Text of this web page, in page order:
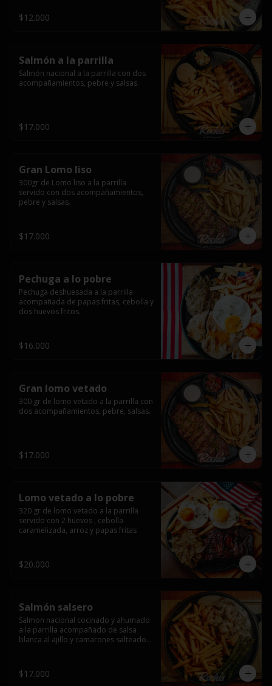
$12.000
Salmón a la parrilla
Salmón nacional a la parrilla con dos
acompañamientos, pebre y salsas.
$17.000
Gran Lomo liso
300gr de Lomo liso a la parrilla
servido con dos acompañamientos,
pebre y salsas.
$17.000
Pechuga a lo pobre
Pechuga deshuesada a la parrilla
acompañada de papas fritas, cebolla y
dos huevos fritos.
$16.000
Gran lomo vetado
300 gr de lomo vetado a la parrilla con
dos acompañamientos, pebre, salsas.
$17.000
Lomo vetado a lo pobre
320 gr de lomo vetado a la parrilla
servido con 2 huevos , cebolla
caramelizada, arroz y papas fritas
$20.000
Salmón salsero
Salmon nacional cocinado y ahumado
a la parrilla acompañado de salsa
blanca al ajillo y camarones salteados,
$17.000